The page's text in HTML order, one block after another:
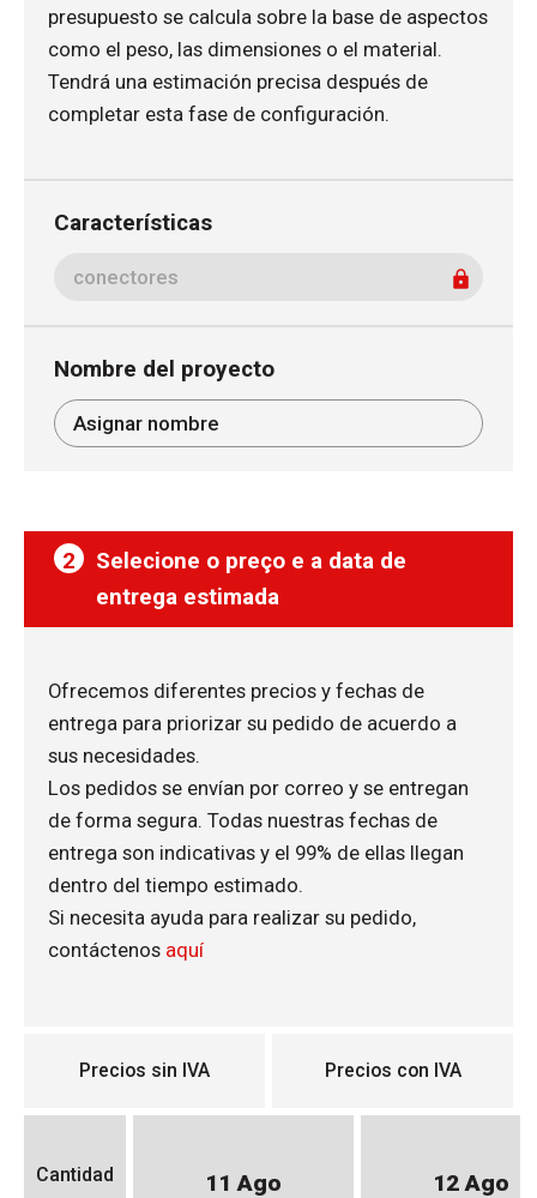
presupuesto se calcula sobre la base de aspectos
como el peso, las dimensiones o el material.
Tendrá una estimación precisa después de
completar esta fase de configuración.
Características
Nombre del proyecto
2
Selecione o preço e a data de
entrega estimada
Ofrecemos diferentes precios y fechas de
entrega para priorizar su pedido de acuerdo a
sus necesidades.
Los pedidos se envían por correo y se entregan
de forma segura. Todas nuestras fechas de
entrega son indicativas y el 99% de ellas llegan
dentro del tiempo estimado.
Si necesita ayuda para realizar su pedido,
contáctenos aquí
Precios sin IVA Precios con IVA
Cantidad 11 Ago 12 Ago